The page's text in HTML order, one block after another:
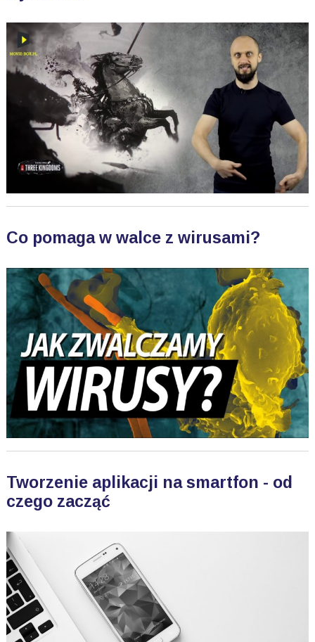
Co pomaga w walce z wirusami?
Tworzenie aplikacji na smartfon - od
czego zacząć